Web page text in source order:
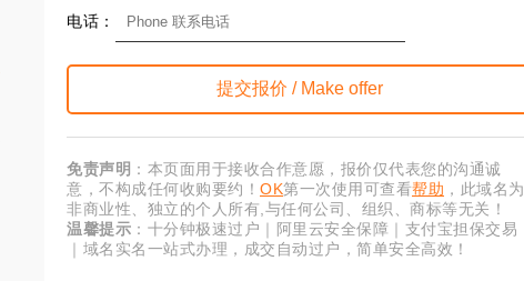
电话：
免责声明 ：本页面用于接收合作意愿，报价仅代表您的沟通诚
意，不构成任何收购要约！ OK第一次使用可查看帮助 ，此域名为
非商业性、独立的个人所有,与任何公司、组织、商标等无关！
温馨提示 ：十分钟极速过户｜阿里云安全保障｜支付宝担保交易
｜域名实名一站式办理，成交自动过户，简单安全高效！